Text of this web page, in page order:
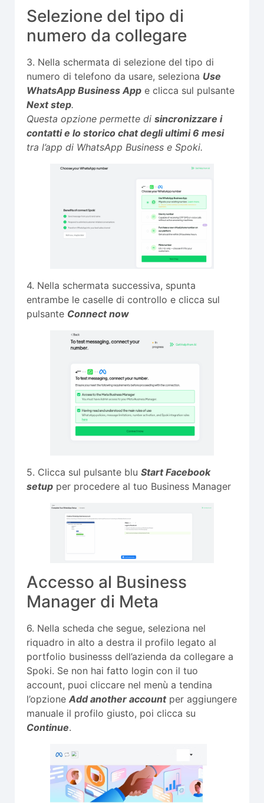
Selezione del tipo di
numero da collegare
3. Nella schermata di selezione del tipo di
numero di telefono da usare, seleziona Use
WhatsApp Business App e clicca sul pulsante
Next step.
Questa opzione permette di sincronizzare i
contatti e lo storico chat degli ultimi 6 mesi
tra l’app di WhatsApp Business e Spoki.
4. Nella schermata successiva, spunta
entrambe le caselle di controllo e clicca sul
pulsante Connect now
5. Clicca sul pulsante blu Start Facebook
setup per procedere al tuo Business Manager
Accesso al Business
Manager di Meta
6. Nella scheda che segue, seleziona nel
riquadro in alto a destra il profilo legato al
portfolio businesss dell’azienda da collegare a
Spoki. Se non hai fatto login con il tuo
account, puoi cliccare nel menù a tendina
l’opzione Add another account per aggiungere
manuale il profilo giusto, poi clicca su
Continue.